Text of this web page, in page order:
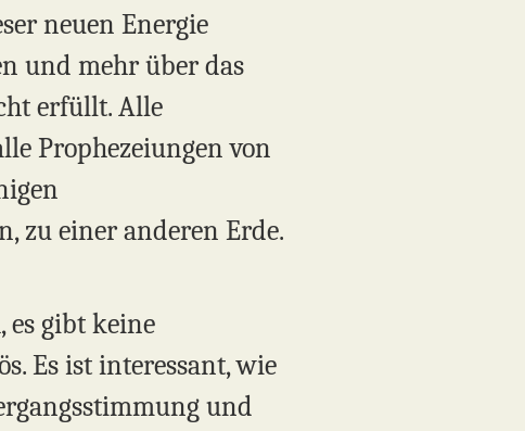
neuen Energie
und mehr über das
erfüllt. Alle
Prophezeiungen von
zu einer anderen Erde.
es gibt keine
Es ist interessant, wie
und